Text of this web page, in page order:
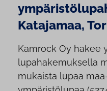
Katajamaa,
Kamrock Oy hakee
lupahakemuksella
mukaista lupaa